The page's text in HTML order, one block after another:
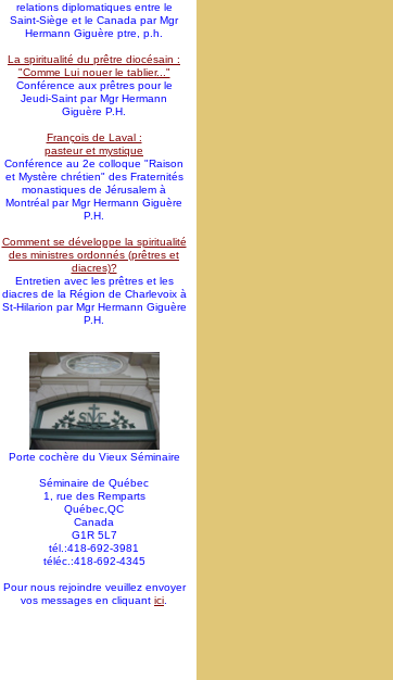
relations diplomatiques entre le
Saint-Siège et le Canada par Mgr
Hermann Giguère ptre, p.h.
La spiritualité du prêtre diocésain :
"Comme Lui nouer le tablier..."
Conférence aux prêtres pour le
Jeudi-Saint par Mgr Hermann
Giguère P.H.
François de Laval :
pasteur et mystique
Conférence au 2e colloque "Raison
et Mystère chrétien" des Fraternités
monastiques de Jérusalem à
Montréal par Mgr Hermann Giguère
P.H.
Comment se développe la spiritualité
des ministres ordonnés (prêtres et
diacres)?
Entretien avec les prêtres et les
diacres de la Région de Charlevoix à
St-Hilarion par Mgr Hermann Giguère
P.H.
Porte cochère du Vieux Séminaire
Séminaire de Québec
1, rue des Remparts
Québec,QC
Canada
G1R 5L7
tél.:418-692-3981
téléc.:418-692-4345
Pour nous rejoindre veuillez envoyer
vos messages en cliquant ici